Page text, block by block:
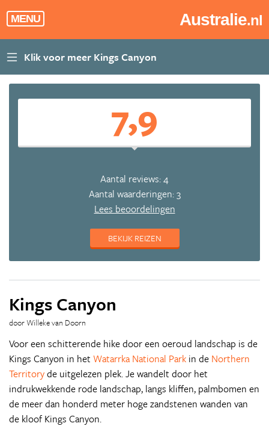
MENU Australie.nl
7,9
Aantal reviews: 4
Aantal waarderingen: 3
Lees beoordelingen
BEKIJK REIZEN
Kings Canyon
door Willeke van Doorn
Voor een schitterende hike door een oeroud landschap is de
Kings Canyon in het Watarrka National Park in de Northern
Territoryde uitgelezen plek. Je wandelt door het
indrukwekkende rode landschap, langs kliffen, palmbomen en
de meer dan honderd meter hoge zandstenen wanden van
de kloof Kings Canyon.